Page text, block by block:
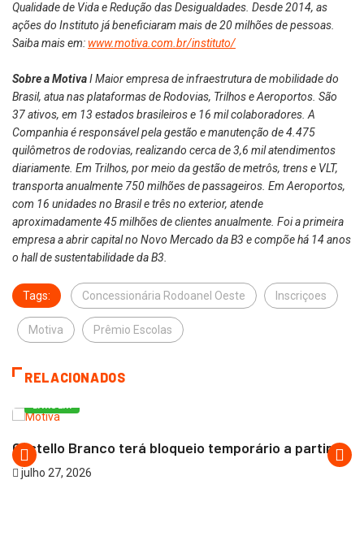
Qualidade de Vida e Redução das Desigualdades. Desde 2014, as
ações do Instituto já beneficiaram mais de 20 milhões de pessoas.
Saiba mais em: www.motiva.com.br/instituto/
Sobre a MotivaI Maior empresa de infraestrutura de mobilidade do
Brasil, atua nas plataformas de Rodovias, Trilhos e Aeroportos. São
37 ativos, em 13 estados brasileiros e 16 mil colaboradores. A
Companhia é responsável pela gestão e manutenção de 4.475
quilômetros de rodovias, realizando cerca de 3,6 mil atendimentos
diariamente. Em Trilhos, por meio da gestão de metrôs, trens e VLT,
transporta anualmente 750 milhões de passageiros. Em Aeroportos,
com 16 unidades no Brasil e três no exterior, atende
aproximadamente 45 milhões de clientes anualmente. Foi a primeira
empresa a abrir capital no Novo Mercado da B3 e compõe há 14 anos
o hall de sustentabilidade da B3.
Tags: Concessionária Rodoanel Oeste Inscriçoes
Motiva Prêmio Escolas
RELACIONADOS
BARUERI
Castello Branco terá bloqueio temporário a partir...
julho 27, 2026